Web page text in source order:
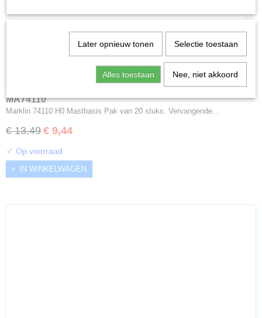
MA74110
Marklin 74110 H0 Mastbasis Pak van 20 stuks. Vervangende…
€ 13,49 € 9,44
✓ Op voorraad
IN WINKELWAGEN
Later opnieuw tonen Selectie toestaan
Alles toestaan Nee, niet akkoord